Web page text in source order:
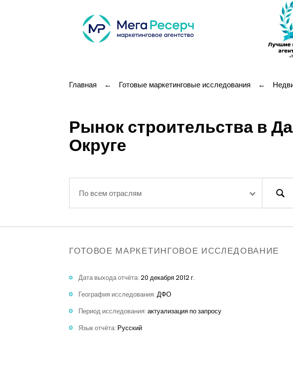
Главная ← Готовые маркетинговые исследования ←
Рынок строительства в
Округе
По всем отраслям
ГОТОВОЕ МАРКЕТИНГОВОЕ ИССЛЕДОВАНИЕ
Дата выхода отчёта: 20 декабря 2012 г.
География исследования: ДФО
Период исследования: актуализация по запросу
Язык отчёта: Русский